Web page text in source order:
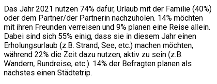
Das Jahr 2021 nutzen 74% dafür, Urlaub mit der Familie (40%)
oder dem Partner/der Partnerin nachzuholen. 14% möchten
mit ihren Freunden verreisen und 9% planen eine Reise allein.
Dabei sind sich 55% einig, dass sie in diesem Jahr einen
Erholungsurlaub (z.B. Strand, See, etc.) machen möchten,
während 22% die Zeit dazu nutzen, aktiv zu sein (z.B.
Wandern, Rundreise, etc.). 14% der Befragten planen als
nächstes einen Städtetrip.